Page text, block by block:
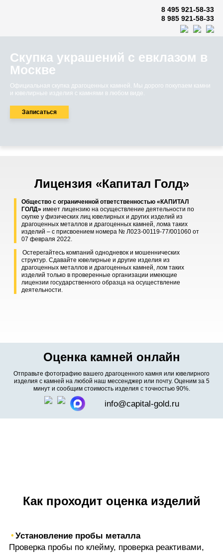
8 495 921-58-33
8 985 921-58-33
Скупка украшений с евклазом в
Москве
Официальная скупка драгоценных камней. Мы дорого покупаем камни
и ювелирные изделия с камнями в любом виде.
Записаться
Лицензия «Капитал Голд»
Общество с ограниченной ответственностью «КАПИТАЛ
ГОЛД» имеет лицензию на осуществление деятельности по
скупке у физических лиц ювелирных и других изделий из
драгоценных металлов и драгоценных камней, лома таких
изделий – с присвоением номера № Л023-00119-77/001060 от
07 февраля 2022.
Остерегайтесь компаний однодневок и мошеннических
структур. Сдавайте ювелирные и другие изделия из
драгоценных металлов и драгоценных камней, лом таких
изделий только в проверенные организации имеющие
лицензии государственного образца на осуществление
деятельности.
Оценка камней онлайн
Отправьте фотографию вашего драгоценного камня или ювелирного
изделия с камней на любой наш мессенджер или почту. Оценим за 5
минут и сообщим стоимость изделия с точностью 90%.
info@capital-gold.ru
Как проходит оценка изделий
Установление пробы металла
Проверка пробы по клейму, проверка реактивами,